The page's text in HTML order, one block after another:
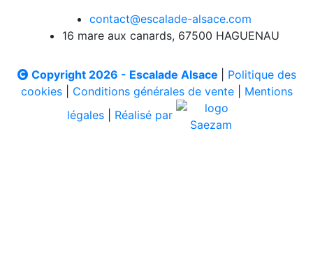
contact@escalade-alsace.com
16 mare aux canards, 67500 HAGUENAU
Copyright 2026 - Escalade Alsace
Politique des
cookies| Conditions générales de vente| Mentions
légales
Réalisé par